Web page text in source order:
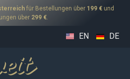
für Bestellungen über 199 € und
über 299 €.
EN DE